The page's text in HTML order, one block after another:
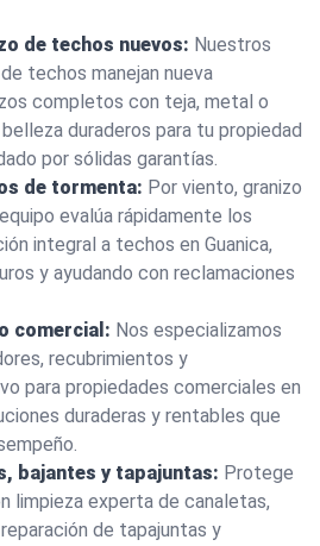
de techos nuevos: Nuestros
techos manejan nueva
completos con teja, metal o
duraderos para tu propiedad
por sólidas garantías.
de tormenta: Por viento, granizo
evalúa rápidamente los
integral a techos en Guanica,
y ayudando con reclamaciones
comercial: Nos especializamos
recubrimientos y
para propiedades comerciales en
duraderas y rentables que
bajantes y tapajuntas: Protege
limpieza experta de canaletas,
de tapajuntas y